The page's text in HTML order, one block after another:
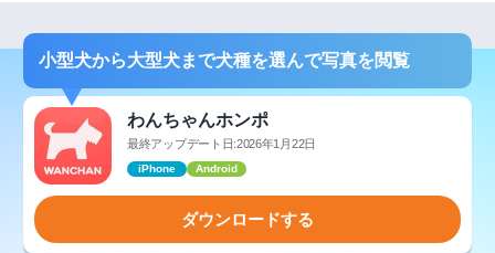
小型犬から大型犬まで犬種を選んで写真を閲覧
わんちゃんホンポ
最終アップデート日:2026年1月22日
iPhone Android
ダウンロードする